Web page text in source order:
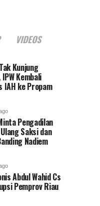
VIDEOS
Kunjung
Kembali
IAH ke Propam
Pengadilan
Saksi dan
Nadiem
Abdul Wahid Cs
Pemprov Riau